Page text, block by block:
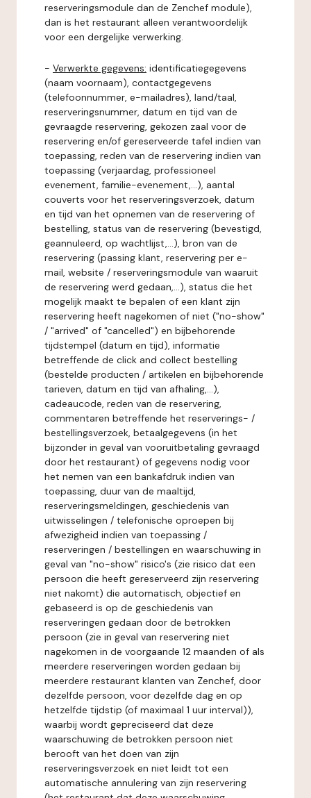
reserveringsmodule dan de Zenchef module),
dan is het restaurant alleen verantwoordelijk
voor een dergelijke verwerking.
- Verwerkte gegevens: identificatiegegevens
(naam voornaam), contactgegevens
(telefoonnummer, e-mailadres), land/taal,
reserveringsnummer, datum en tijd van de
gevraagde reservering, gekozen zaal voor de
reservering en/of gereserveerde tafel indien van
toepassing, reden van de reservering indien van
toepassing (verjaardag, professioneel
evenement, familie-evenement,...), aantal
couverts voor het reserveringsverzoek, datum
en tijd van het opnemen van de reservering of
bestelling, status van de reservering (bevestigd,
geannuleerd, op wachtlijst,...), bron van de
reservering (passing klant, reservering per e-
mail, website / reserveringsmodule van waaruit
de reservering werd gedaan,...), status die het
mogelijk maakt te bepalen of een klant zijn
reservering heeft nagekomen of niet ("no-show"
/ "arrived" of "cancelled") en bijbehorende
tijdstempel (datum en tijd), informatie
betreffende de click and collect bestelling
(bestelde producten / artikelen en bijbehorende
tarieven, datum en tijd van afhaling,...),
cadeaucode, reden van de reservering,
commentaren betreffende het reserverings- /
bestellingsverzoek, betaalgegevens (in het
bijzonder in geval van vooruitbetaling gevraagd
door het restaurant) of gegevens nodig voor
het nemen van een bankafdruk indien van
toepassing, duur van de maaltijd,
reserveringsmeldingen, geschiedenis van
uitwisselingen / telefonische oproepen bij
afwezigheid indien van toepassing /
reserveringen / bestellingen en waarschuwing in
geval van "no-show" risico's (zie risico dat een
persoon die heeft gereserveerd zijn reservering
niet nakomt) die automatisch, objectief en
gebaseerd is op de geschiedenis van
reserveringen gedaan door de betrokken
persoon (zie in geval van reservering niet
nagekomen in de voorgaande 12 maanden of als
meerdere reserveringen worden gedaan bij
meerdere restaurant klanten van Zenchef, door
dezelfde persoon, voor dezelfde dag en op
hetzelfde tijdstip (of maximaal 1 uur interval)),
waarbij wordt gepreciseerd dat deze
waarschuwing de betrokken persoon niet
berooft van het doen van zijn
reserveringsverzoek en niet leidt tot een
automatische annulering van zijn reservering